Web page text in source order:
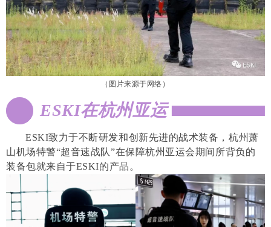
（ 图片来源于网络）
ESKI在杭州亚运
ESKI致力于不断研发和创新先进的战术装备，杭州萧
山机场特警“超音速战队”在保障杭州亚运会期间所背负的
装备包就来自于ESKI的产品。